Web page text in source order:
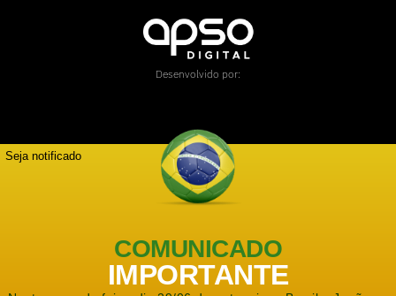
Desenvolvido por:
Seja notificado
COMUNICADO
IMPORTANTE